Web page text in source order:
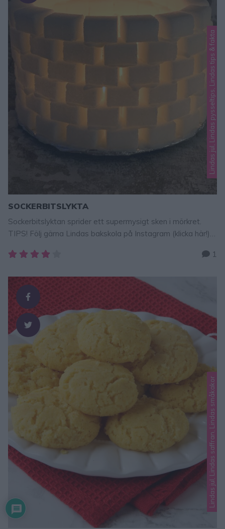
Lindas jul, Lindas pysseltips, Lindas tips & fakta
SOCKERBITSLYKTA
Sockerbitslyktan sprider ett supermysigt sken i mörkret.
TIPS! Följ gärna Lindas bakskola på Instagram (klicka här!)
julpyssel för hela familjen. Sockerbitslykta Du behöver:en bit
kristyr som du gör av florsocker och äggvitavärmeljus GÖR
SÅ HÄR1. Klipp ut en cirkel, ca 10 cm i diameter ur …
1
Lindas jul, Lindas saffran, Lindas småkakor